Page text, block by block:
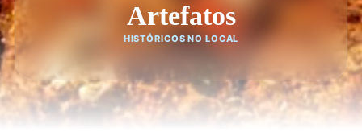
Artefatos
HISTÓRICOS NO LOCAL